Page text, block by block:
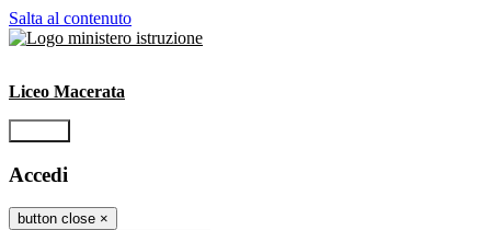
Salta al contenuto
Liceo Macerata
Accedi
button close ×